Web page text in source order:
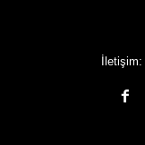
İletişim: